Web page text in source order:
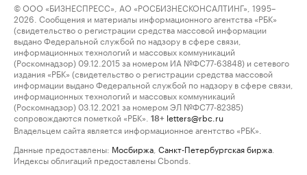
© ООО «БИЗНЕСПРЕСС», АО «РОСБИЗНЕСКОНСАЛТИНГ», 1995–
2026. Сообщения и материалы информационного агентства «РБК»
(свидетельство о регистрации средства массовой информации
выдано Федеральной службой по надзору в сфере связи,
информационных технологий и массовых коммуникаций
(Роскомнадзор) 09.12.2015 за номером ИА №ФС77-63848) и сетевого
издания «РБК» (свидетельство о регистрации средства массовой
информации выдано Федеральной службой по надзору в сфере связи,
информационных технологий и массовых коммуникаций
(Роскомнадзор) 03.12.2021 за номером ЭЛ №ФС77-82385)
сопровождаются пометкой «РБК».
18+ letters@rbc.ru
Владельцем сайта является информационное агентство «РБК».
Данные предоставлены: Мосбиржа Санкт-Петербургская биржа
Индексы облигаций предоставлены Cbonds.